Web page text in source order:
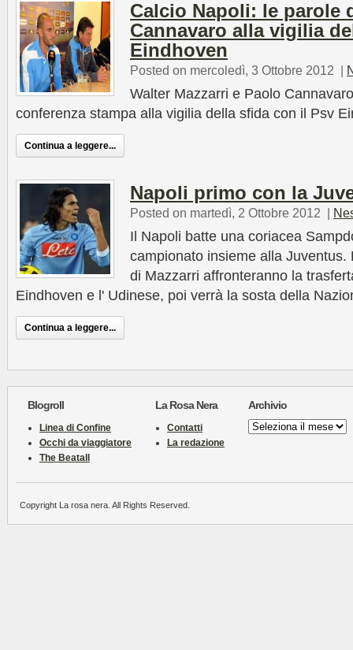
Calcio Napoli: le parole
Cannavaro alla vigilia
Eindhoven
Posted on mercoledì, 3 Ottobre 2012 |
Walter Mazzarri e Paolo
conferenza stampa alla vigilia della sfida con il Psv
Continua a leggere...
Napoli primo con la
Posted on martedì, 2 Ottobre 2012 |
Il Napoli batte una coriacea
campionato insieme alla
di Mazzarri affronteranno la
Eindhoven e l' Udinese, poi verrà la sosta della
Continua a leggere...
Blogroll
Linea di Confine
Occhi da viaggiatore
The Beatall
La Rosa Nera
Contatti
La redazione
Archivio
Archivio
Copyright La rosa nera. All Rights Reserved.